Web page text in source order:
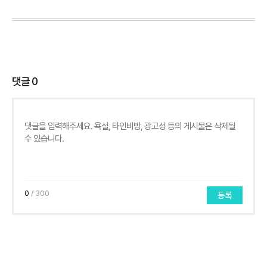
댓글0
0 / 300 등록